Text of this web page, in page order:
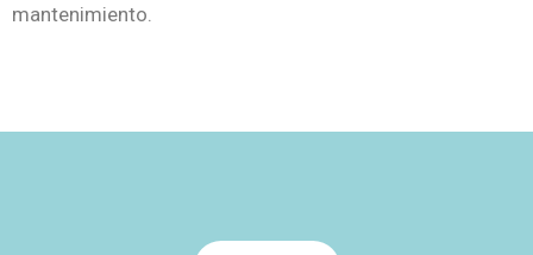
mantenimiento.